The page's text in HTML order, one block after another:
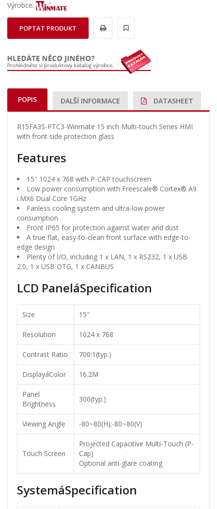
Výrobce:
POPTAT PRODUKT
POPIS DALŠÍ INFORMACE DATASHEET
R15FA3S-PTC3-Winmate 15 inch Multi-touch Series HMI
with front side protection glass
Features
15″ 1024 x 768 with P-CAP touchscreen
Low power consumption with Freescale® Cortex® A9
i.MX6 Dual Core 1GHz
Fanless cooling system and ultra-low power
consumption
Front IP65 for protection against water and dust
A true flat, easy-to-clean front surface with edge-to-
edge design
Plenty of I/O, including 1 x LAN, 1 x RS232, 1 x USB
2.0, 1 x USB OTG, 1 x CANBUS
LCD PaneláSpecification
Size 15″
Resolution 1024 x 768
Contrast Ratio 700:1(typ.)
DisplayáColor 16.2M
Panel
Brightness
300(typ.)
Viewing Angle -80~80(H);-80~80(V)
Touch Screen
Projected Capacitive Multi-Touch (P-
Cap)
Optional anti-glare coating
SystemáSpecification